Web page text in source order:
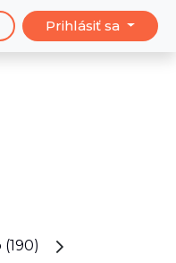
Prihlásiť sa